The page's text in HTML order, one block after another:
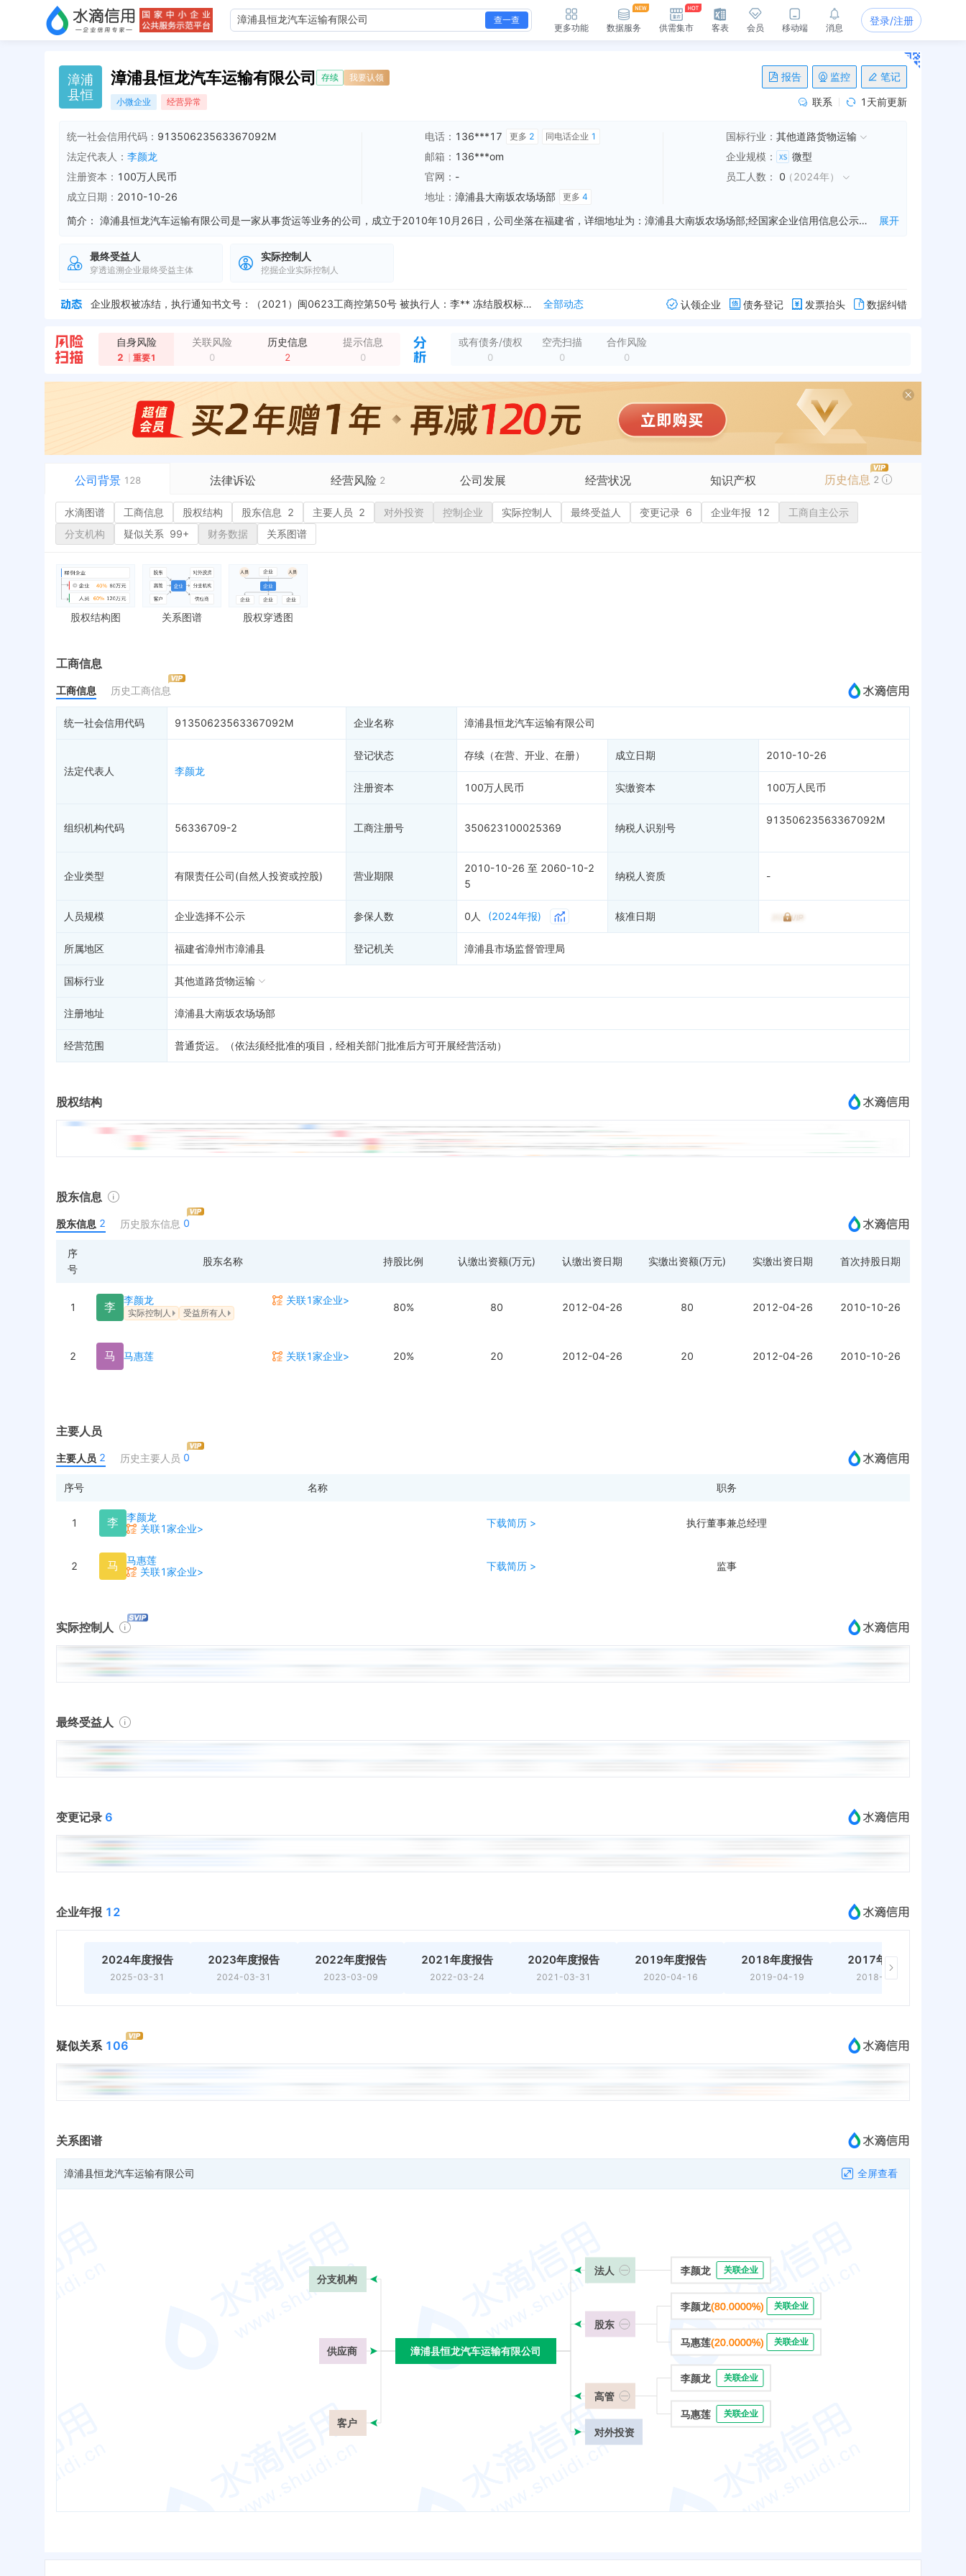
查一查
更多功能 数据服务 供需集市 客表 会员 移动端 消息
登录/注册
漳浦
县恒
漳浦县恒龙汽车运输有限公司 存续 我要认领 报告 监控 笔记
小微企业 经营异常 联系 1天前更新
统一社会信用代码： 91350623563367092M
法定代表人： 李颜龙
注册资本： 100万人民币
成立日期： 2010-10-26
电话： 136***17 更多 2 同电话企业 1
邮箱： 136***om
官网： -
地址： 漳浦县大南坂农场场部 更多 4
国标行业： 其他道路货物运输
企业规模 ：
微型
员工人数 ： 0（2024年）
简介： 漳浦县恒龙汽车运输有限公司是一家从事货运等业务的公司，成立于2010年10月26日，公司坐落在福建省，详细地址为：漳浦县大南坂农场场部;经国家企业信用信息公示系统查询得知，漳浦县恒龙汽车运输有限公司的信用代码/税号为91350623563367092M，法人是李颜龙，注册资本为100.000000万人民币，企业的经营范围为:普通货运。（依法须经批准的项目，经相关部门批准后方可开展经营活动） 展开
最终受益人
穿透追溯企业最终受益主体
实际控制人
挖掘企业实际控制人
被列入税务非正常户，纳税人识别号：91350623563367092M
全部动态
企业地址变更，新增年报地址：漳浦大南坂场部
全部动态
企业地址变更，新增年报地址：漳浦县大南坂农场
全部动态
新增经营异常，列入原因：未依照《企业信息公示暂行条例》第八条规定的期限公示年度报告的 列入机关：漳浦县市场监督管理局 列入日期：2026-07-03
全部动态
认领企业 债务登记 发票抬头 数据纠错
自身风险
2 重要1
关联风险
0
历史信息
2
提示信息
0
或有债务/债权
0
空壳扫描
0
合作风险
0
公司背景 128 法律诉讼 经营风险 2 公司发展 经营状况 知识产权 历史信息 2
水滴图谱
工商信息
股东信息
主要人员 2
对外投资
控制企业
最终受益人
企业年报
12
工商自主公示
财务数据
司法案件
立案信息
法院公告
裁判文书
送达公告
被执行人
终本案件
询价评估
司法协助
或有债务债权
注销备案
融资历史
招投标
信用评价
进出口信用
债券信息
地块公示
客户
商标信息
成为vip查看
水滴图谱 工商信息 股权结构 股东信息 2 主要人员 2 对外投资 控制企业 实际控制人 最终受益人 变更记录 6 企业年报 12
工商自主公示
分支机构
疑似关系 99+ 财务数据 关系图谱
股权结构图 关系图谱 股权穿透图
工商信息
工商信息 历史工商信息
统一社会信用代码 91350623563367092M 企业名称 漳浦县恒龙汽车运输有限公司
法定代表人 李颜龙
登记状态 存续（在营、开业、在册） 成立日期 2010-10-26
注册资本 100万人民币 实缴资本 100万人民币
组织机构代码 56336709-2 工商注册号 350623100025369 纳税人识别号
91350623563367092M
企业类型 有限责任公司(自然人投资或控股) 营业期限
2010-10-26 至 2060-10-2
5
纳税人资质 -
人员规模 企业选择不公示 参保人数 0人 (2024年报) 核准日期
所属地区 福建省漳州市漳浦县 登记机关 漳浦县市场监督管理局
国标行业 其他道路货物运输
注册地址 漳浦县大南坂农场场部
经营范围 普通货运。（依法须经批准的项目，经相关部门批准后方可开展经营活动）
股权结构
股东信息
股东信息 2 历史股东信息 0
序
号
股东名称 持股比例 认缴出资额(万元) 认缴出资日期 实缴出资额(万元) 实缴出资日期 首次持股日期
1 李
李颜龙 关联1家企业>
实际控制人 受益所有人 80% 80 2012-04-26 80 2012-04-26 2010-10-26
2 马 马惠莲 关联1家企业> 20% 20 2012-04-26 20 2012-04-26 2010-10-26
主要人员
主要人员 2 历史主要人员 0
序号 名称 职务
1 李
李颜龙
关联1家企业>
下载简历 > 执行董事兼总经理
2 马
马惠莲
关联1家企业>
下载简历 > 监事
实际控制人
最终受益人
变更记录 6
企业年报 12
2024年度报告
2025-03-31
2023年度报告
2024-03-31
2022年度报告
2023-03-09
2021年度报告
2022-03-24
2020年度报告
2021-03-31
2019年度报告
2020-04-16
2018年度报告
2019-04-19
2017年度报告
2018-03-09
疑似关系 106
关系图谱
漳浦县恒龙汽车运输有限公司 全屏查看
漳浦县恒龙汽车运输有限公司
分支机构
供应商
客户
漳浦县恒龙汽车运输有限公司
法人
股东
高管
对外投资
李颜龙 关联企业
李颜龙(80.0000%) 关联企业
马惠莲(20.0000%) 关联企业
李颜龙 关联企业
马惠莲 关联企业